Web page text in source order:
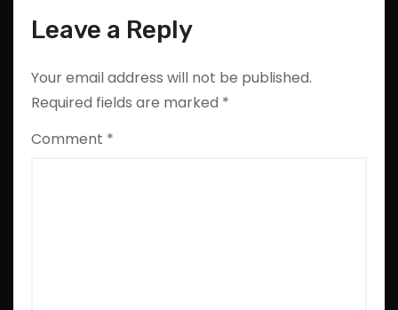
Leave a Reply
Your email address will not be published.
Required fields are marked *
Comment *